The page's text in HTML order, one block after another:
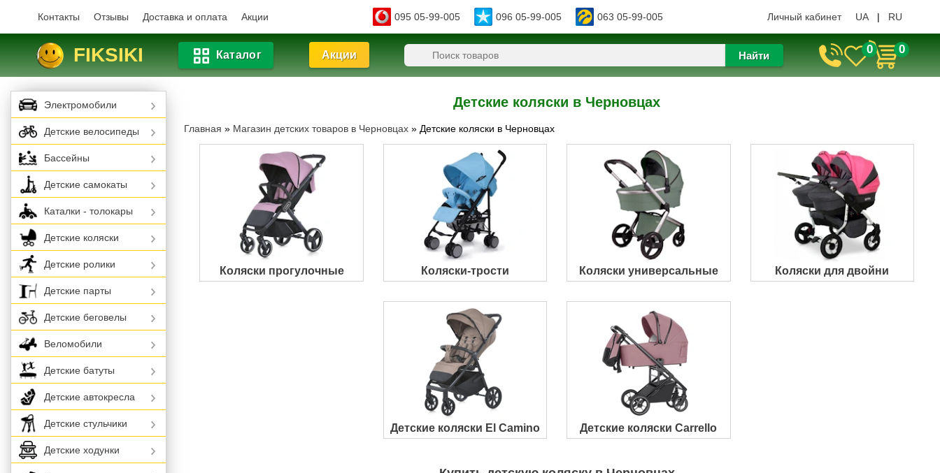
Контакты Отзывы Доставка и оплата Акции 095 05-99-005 096 05-99-005 063 05-99-005 Личный кабинет UA | RU
FIKSIKI Каталог Акции Найти 0 0
Детские коляски в Черновцах
Главная » Магазин детских товаров в Черновцах » Детские коляски в Черновцах
Коляски прогулочные Коляски-трости Коляски универсальные Коляски для двойни
Детские коляски El Camino Детские коляски Carrello
Электромобили
Детские велосипеды
Бассейны
Детские самокаты
Каталки - толокары
Детские коляски
Детские ролики
Детские парты
Детские беговелы
Веломобили
Детские батуты
Детские автокресла
Детские стульчики
Детские ходунки